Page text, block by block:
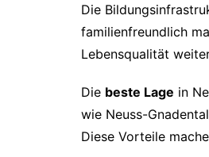
Die
familienfreundlich
Lebensqualität
Die beste Lage in
wie Neuss-
Diese Vorteile